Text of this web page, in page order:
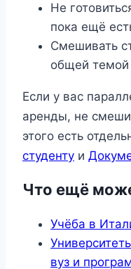
Не
пока ещё
Смешивать
общей
Если у вас
аренды, не
этого есть
студенту и
Что ещё
Учёба в
вуз и